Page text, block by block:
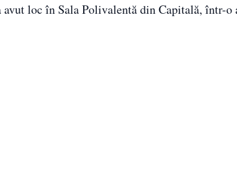
avut loc în Sala Polivalentă din Capitală, într-o